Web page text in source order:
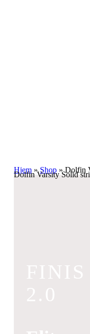
Hjem »Shop »Dolfin
Dolfin Varsity Solid